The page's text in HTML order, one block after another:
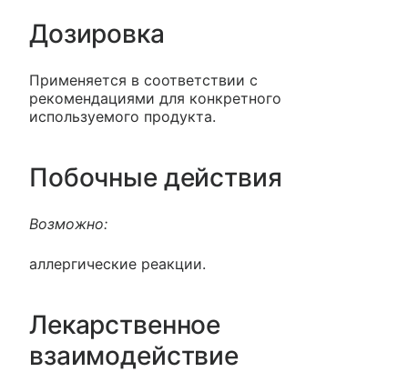
Дозировка
Применяется в соответствии с
рекомендациями для конкретного
используемого продукта.
Побочные действия
Возможно:
аллергические реакции.
Лекарственное
взаимодействие